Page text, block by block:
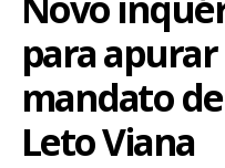
POMBAL E REGIÃO
para
mandato
Leto Viana